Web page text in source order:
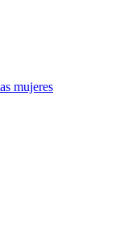
mujeres